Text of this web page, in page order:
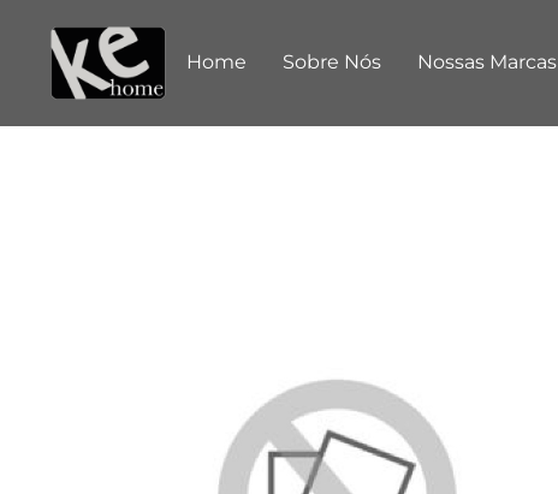
Home Sobre Nós Nossas Marcas